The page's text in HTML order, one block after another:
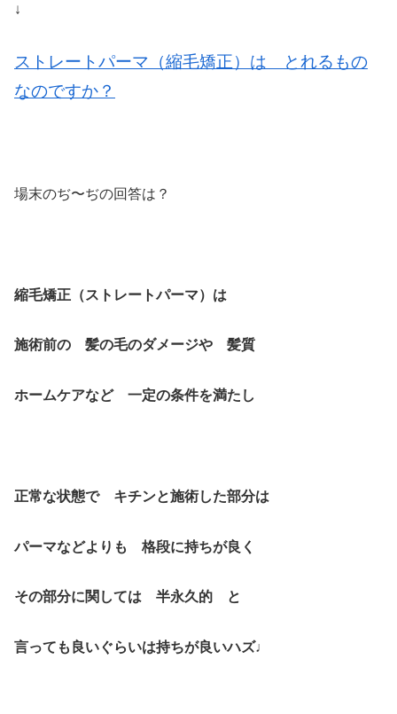
↓
ストレートパーマ（縮毛矯正）は とれるもの
なのですか？
場末のぢ〜ぢの回答は？
縮毛矯正（ストレートパーマ）は
施術前の 髪の毛のダメージや 髪質
ホームケアなど 一定の条件を満たし
正常な状態で キチンと施術した部分は
パーマなどよりも 格段に持ちが良く
その部分に関しては 半永久的 と
言っても良いぐらいは持ちが良いハズ♩